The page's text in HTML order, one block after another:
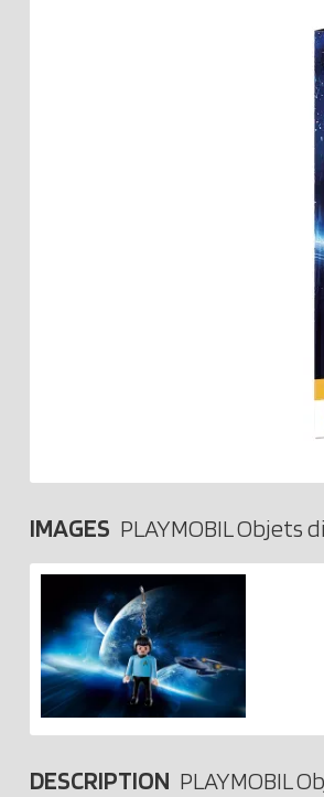
IMAGES PLAYMOBIL Objets
DESCRIPTION PLAYMOBIL